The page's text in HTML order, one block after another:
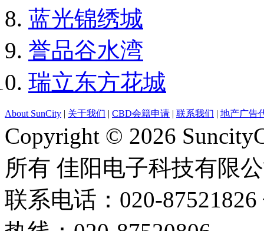
蓝光锦绣城
誉品谷水湾
瑞立东方花城
About SunCity | 关于我们 | CBD会籍申请 | 联系我们 | 地产广告
Copyright © 2026
所有 佳阳电子科技有限
联系电话：020-